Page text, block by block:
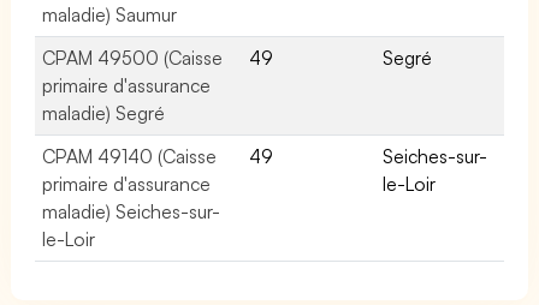
maladie) Saumur
CPAM 49500 (Caisse
primaire d'assurance
maladie) Segré
49 Segré
CPAM 49140 (Caisse
primaire d'assurance
maladie) Seiches-sur-
le-Loir
49
Seiches-sur-
le-Loir